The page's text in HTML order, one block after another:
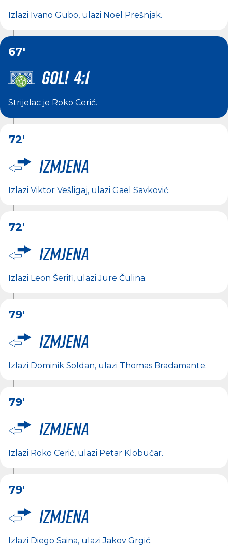
Izlazi Ivano Gubo, ulazi Noel Prešnjak.
67'
GOL! 4:1
Strijelac je Roko Cerić.
72'
Izmjena
Izlazi Viktor Vešligaj, ulazi Gael Savković.
72'
Izmjena
Izlazi Leon Šerifi, ulaziJure Čulina.
79'
Izmjena
Izlazi Dominik Soldan, ulazi Thomas Bradamante.
79'
Izmjena
Izlazi Roko Cerić, ulazi Petar Klobučar.
79'
Izmjena
Izlazi Diego Saina, ulaziJakov Grgić.